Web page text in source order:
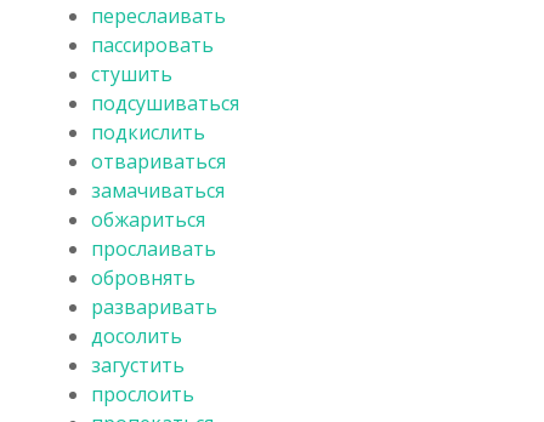
переслаивать
пассировать
стушить
подсушиваться
подкислить
отвариваться
замачиваться
обжариться
прослаивать
обровнять
разваривать
досолить
загустить
прослоить